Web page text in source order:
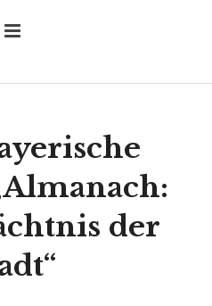
der